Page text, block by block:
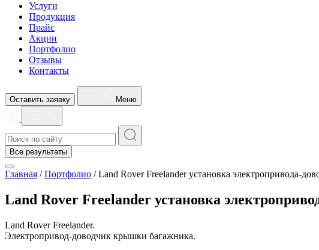
Услуги
Продукция
Прайс
Акции
Портфолио
Отзывы
Контакты
Оставить заявку Меню
Все результаты
Главная /Портфолио /Land Rover Freelander установка электропривода-
Land Rover Freelander установка
Land Rover Freelander.
Электропривод-доводчик крышки багажника.